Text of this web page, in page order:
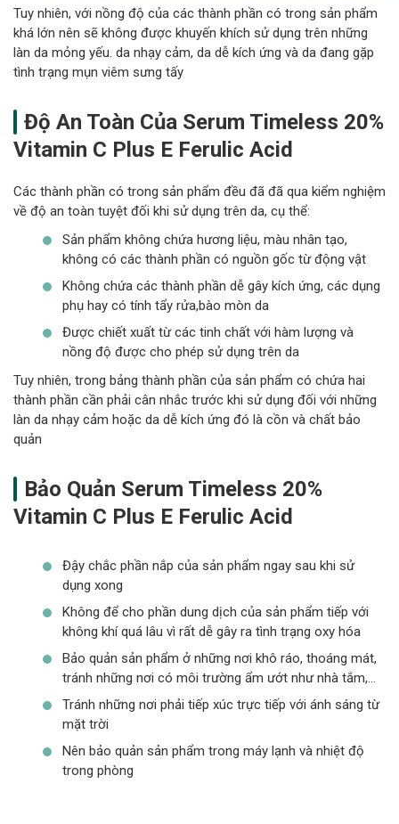
Tuy nhiên, với nồng độ của các thành phần có trong sản phẩm
khá lớn nên sẽ không được khuyến khích sử dụng trên những
làn da mỏng yếu. da nhạy cảm, da dễ kích ứng và da đang gặp
tình trạng mụn viêm sưng tấy
Độ An Toàn Của Serum Timeless 20%
Vitamin C Plus E Ferulic Acid
Các thành phần có trong sản phẩm đều đã đã qua kiểm nghiệm
về độ an toàn tuyệt đối khi sử dụng trên da, cụ thể:
Sản phẩm không chứa hương liệu, màu nhân tạo,
không có các thành phần có nguồn gốc từ động vật
Không chứa các thành phần dễ gây kích ứng, các dụng
phụ hay có tính tẩy rửa,bào mòn da
Được chiết xuất từ các tinh chất với hàm lượng và
nồng độ được cho phép sử dụng trên da
Tuy nhiên, trong bảng thành phần của sản phẩm có chứa hai
thành phần cần phải cân nhắc trước khi sử dụng đối với những
làn da nhạy cảm hoặc da dễ kích ứng đó là cồn và chất bảo
quản
Bảo Quản Serum Timeless 20%
Vitamin C Plus E Ferulic Acid
Đậy chắc phần nắp của sản phẩm ngay sau khi sử
dụng xong
Không để cho phần dung dịch của sản phẩm tiếp với
không khí quá lâu vì rất dễ gây ra tình trạng oxy hóa
Bảo quản sản phẩm ở những nơi khô ráo, thoáng mát,
tránh những nơi có môi trường ẩm ướt như nhà tắm,…
Tránh những nơi phải tiếp xúc trực tiếp với ánh sáng từ
mặt trời
Nên bảo quản sản phẩm trong máy lạnh và nhiệt độ
trong phòng